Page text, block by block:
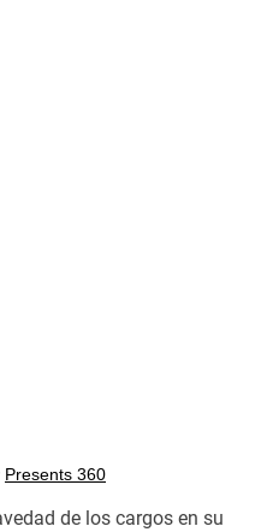
Presents 360
de los cargos en su